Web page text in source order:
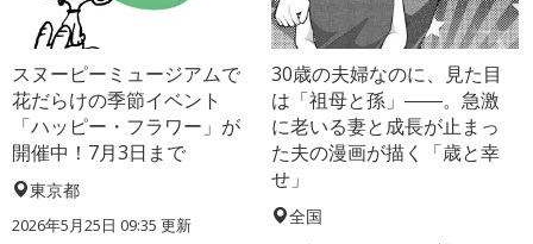
スヌーピーミュージアムで
花だらけの季節イベント
「ハッピー・フラワー」が
開催中！7月3日まで
東京都
2026年5月25日 09:35 更新
30歳の夫婦なのに、見た目
は「祖母と孫」――。急激
に老いる妻と成長が止まっ
た夫の漫画が描く「歳と幸
せ」
全国